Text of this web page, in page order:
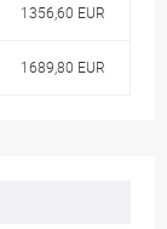
1356,60 EUR
1689,80 EUR